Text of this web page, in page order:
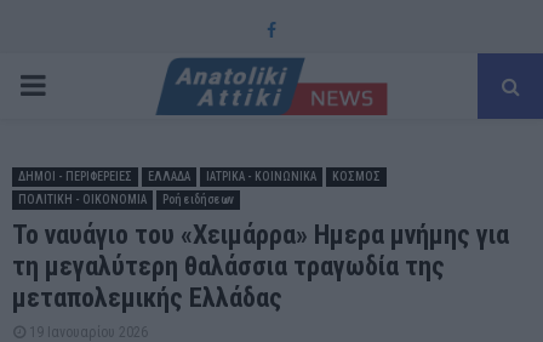
Facebook
PRIMARY
ΔΗΜΟΙ - ΠΕΡΙΦΕΡΕΙΕΣ ΕΛΛΑΔΑ ΙΑΤΡΙΚΑ - ΚΟΙΝΩΝΙΚΑ
ΚΟΣΜΟΣ
ΠΟΛΙΤΙΚΗ - ΟΙΚΟΝΟΜΙΑ
Ροή ειδήσεων
Το ναυάγιο του «Χειμάρρα» Ημερα μνήμης για
τη μεγαλύτερη θαλάσσια τραγωδία της
μεταπολεμικής Ελλάδας
19 Ιανουαρίου 2026